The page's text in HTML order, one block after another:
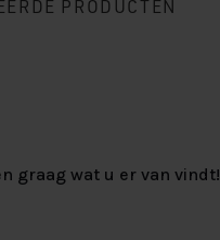
PRODUCTEN
graag wat u er van vindt!